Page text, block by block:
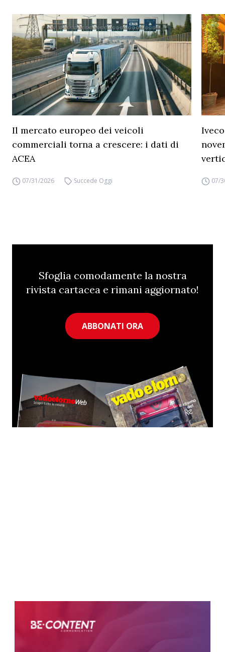
Il mercato europeo dei veicoli
commerciali torna a crescere: i dati di
ACEA
07/31/2026 Succede Oggi 07/
Sfoglia comodamente la nostra
rivista cartacea e rimani aggiornato!
ABBONATI ORA